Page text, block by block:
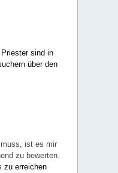
sind in
über den
ist es mir
zu bewerten.
zu erreichen